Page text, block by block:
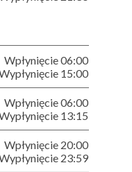
Wpłynięcie 06:00
15:00
Wpłynięcie 06:00
13:15
Wpłynięcie 20:00
23:59